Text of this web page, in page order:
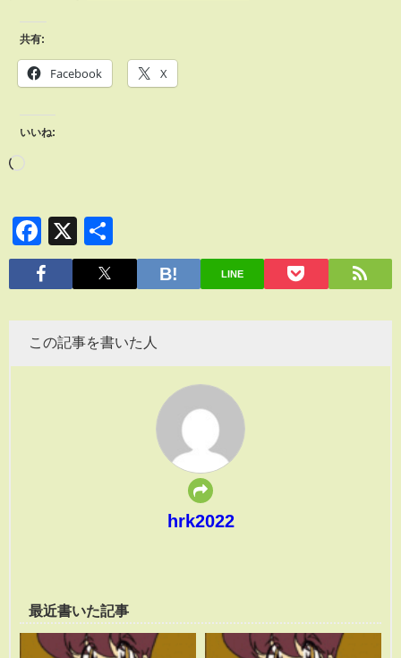
共有:
Facebook X
いいね:
Facebook
X
有
LINE
この記事を書いた人
hrk2022
最近書いた記事